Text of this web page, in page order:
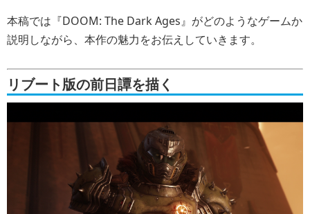
本稿では『DOOM: The Dark Ages』がどのようなゲームか
説明しながら、本作の魅力をお伝えしていきます。
リブート版の前日譚を描く